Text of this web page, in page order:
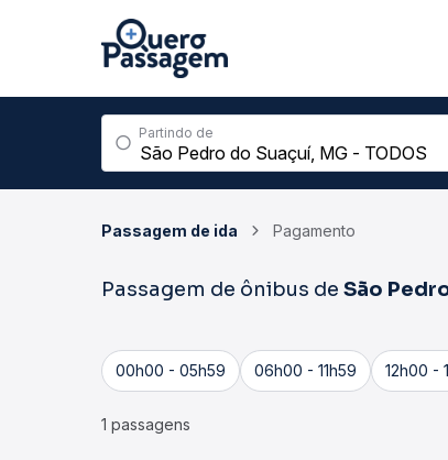
Partindo de
Passagem de ida Pagamento
Passagem de ônibus de São
00h00 - 05h59 06h00 - 11h59 12h00 -
1 passagens